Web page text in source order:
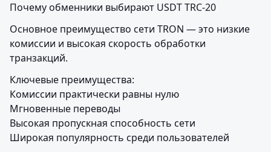
Почему обменники выбирают USDT TRC-20
Основное преимущество сети TRON — это низкие
комиссии и высокая скорость обработки
транзакций.
Ключевые преимущества:
Комиссии практически равны нулю
Мгновенные переводы
Высокая пропускная способность сети
Широкая популярность среди пользователей